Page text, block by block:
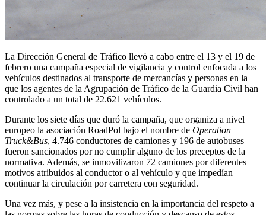
La Dirección General de Tráfico llevó a cabo entre el 13 y el 19 de
febrero una campaña especial de vigilancia y control enfocada a los
vehículos destinados al transporte de mercancías y personas en la
que los agentes de la Agrupación de Tráfico de la Guardia Civil han
controlado a un total de 22.621 vehículos.
Durante los siete días que duró la campaña, que organiza a nivel
europeo la asociación RoadPol bajo el nombre de Operation
Truck&Bus, 4.746 conductores de camiones y 196 de autobuses
fueron sancionados por no cumplir alguno de los preceptos de la
normativa. Además, se inmovilizaron 72 camiones por diferentes
motivos atribuidos al conductor o al vehículo y que impedían
continuar la circulación por carretera con seguridad.
Una vez más, y pese a la insistencia en la importancia del respeto a